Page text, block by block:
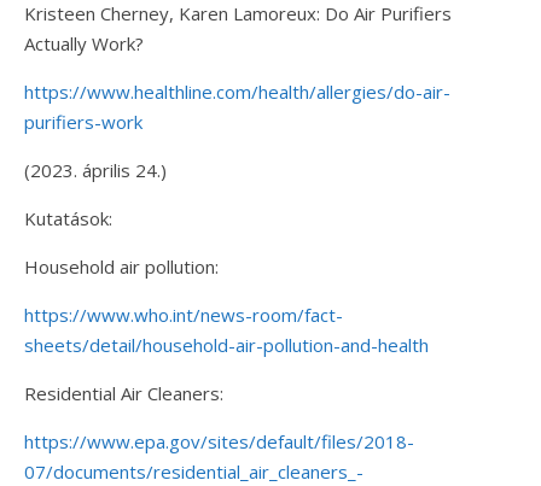
Kristeen Cherney, Karen Lamoreux: Do Air Purifiers
Actually Work?
https://www.healthline.com/health/allergies/do-air-
purifiers-work
(2023. április 24.)
Kutatások:
Household air pollution:
https://www.who.int/news-room/fact-
sheets/detail/household-air-pollution-and-health
Residential Air Cleaners:
https://www.epa.gov/sites/default/files/2018-
07/documents/residential_air_cleaners_-